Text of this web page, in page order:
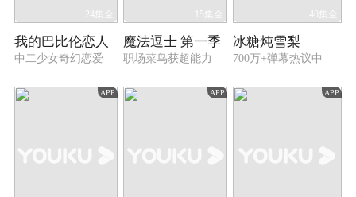
24集全
我的巴比伦恋人
中二少女奇幻恋爱
15集全
魔法逗士 第一季
职场菜鸟获超能力
40集全
冰糖炖雪梨
700万+弹幕热议中
APP APP APP